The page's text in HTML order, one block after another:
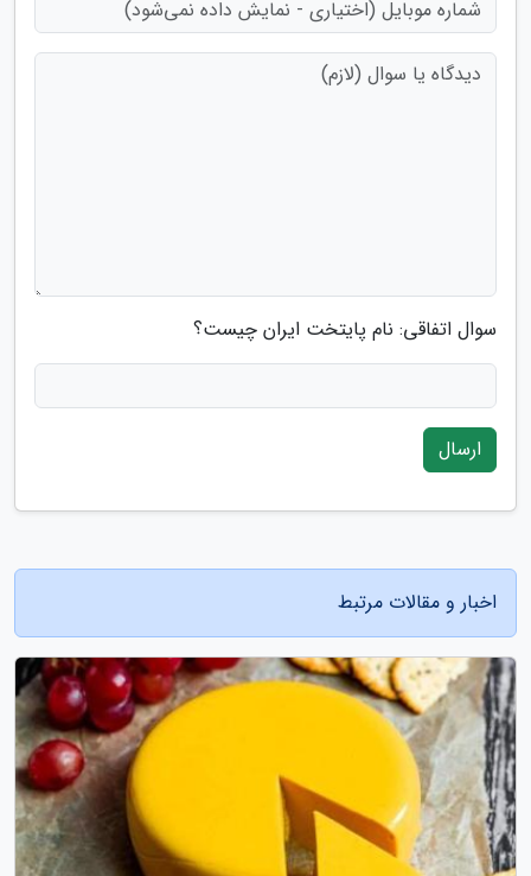
سوال اتفاقی: نام پایتخت ایران چیست؟
ارسال
اخبار و مقالات مرتبط